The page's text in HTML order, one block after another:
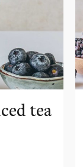
tea